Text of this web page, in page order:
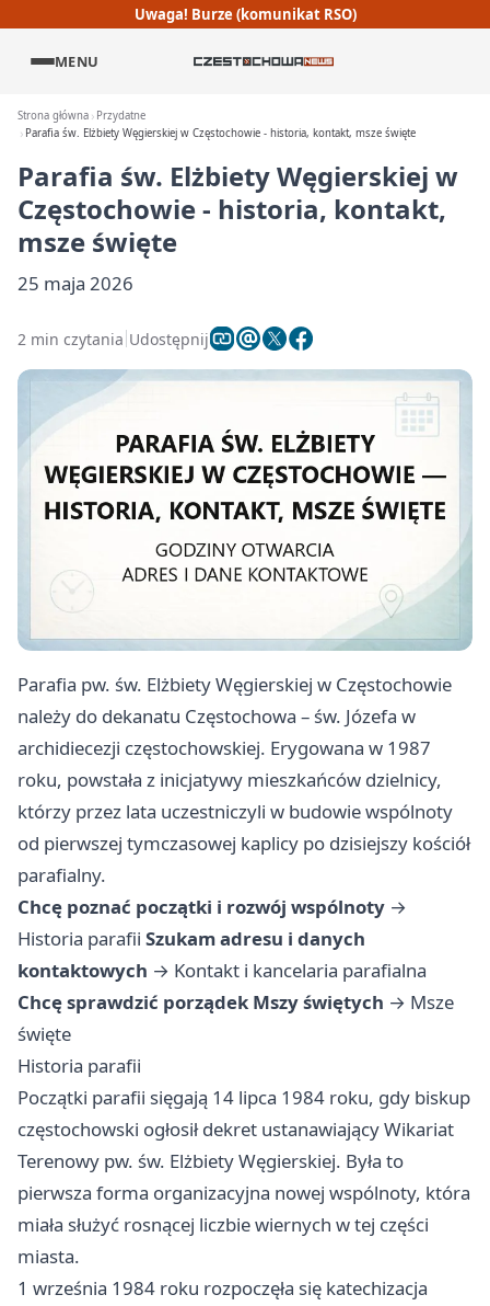
Uwaga! Burze (komunikat RSO)
MENU
Strona główna
Przydatne
Parafia św. Elżbiety Węgierskiej w Częstochowie - historia, kontakt, msze święte
Parafia św. Elżbiety Węgierskiej w
Częstochowie - historia, kontakt,
msze święte
25 maja 2026
2 min czytania Udostępnij
Parafia pw. św. Elżbiety Węgierskiej w Częstochowie
należy do dekanatu Częstochowa – św. Józefa w
archidiecezji częstochowskiej. Erygowana w 1987
roku, powstała z inicjatywy mieszkańców dzielnicy,
którzy przez lata uczestniczyli w budowie wspólnoty
od pierwszej tymczasowej kaplicy po dzisiejszy kościół
parafialny.
Chcę poznać początki i rozwój wspólnoty →
Historia parafii Szukam adresu i danych
kontaktowych → Kontakt i kancelaria parafialna
Chcę sprawdzić porządek Mszy świętych → Msze
święte
Historia parafii
Początki parafii sięgają 14 lipca 1984 roku, gdy biskup
częstochowski ogłosił dekret ustanawiający Wikariat
Terenowy pw. św. Elżbiety Węgierskiej. Była to
pierwsza forma organizacyjna nowej wspólnoty, która
miała służyć rosnącej liczbie wiernych w tej części
miasta.
1 września 1984 roku rozpoczęła się katechizacja